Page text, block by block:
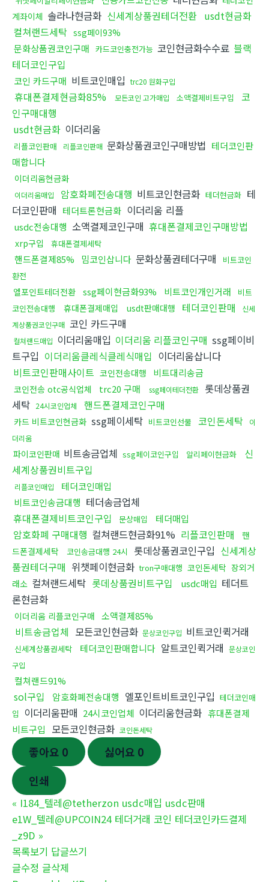
계좌이체 솔라나현금화 신세계상품권테더전환 usdt현금화
컬쳐랜드세탁 ssg페이93%
문화상품권코인구매 카드코인충전가능 코인현금화수수료 블랙
테더코인구입
코인 카드구매 비트코인매입 trc20 원화구입
휴대폰결제현금화85% 모든코인 고가매입 소액결제비트구입
코
인구매대행
usdt현금화 이더리움
리플코인판매 리플코인판매 문화상품권코인구매방법 테더코인판
매합니다
이더리움현금화
이더리움매입 암호화폐전송대행 비트코인현금화 테더현금화 테
더코인판매 테더트론현금화 이더리움 리플
usdc전송대행 소액결제코인구매 휴대폰결제코인구매방법
xrp구입 휴대폰결제세탁
핸드폰결제85% 밈코인삽니다 문화상품권테더구매
비트코인
환전
엘포인트테더전환 ssg페이현금화93% 비트코인개인거래
비트
코인전송대행
휴대폰결제매입 usdt판매대행 테더코인판매
신세
계상품권코인구매 코인 카드구매
컬쳐랜드매입 이더리움매입 이더리움 리플코인구매 ssg페이비
트구입 이더리움클레식클레식매입 이더리움삽니다
비트코인판매사이트 코인전송대행 비트대리송금
코인전송 otc공식업체 trc20 구매 ssg페이테더전환
롯데상품권
세탁 24시코인업체 핸드폰결제코인구매
카드 비트코인현금화 ssg페이세탁 비트코인선물 코인돈세탁
이
더리움
파이코인판매 비트송금업체 ssg페이코인구입 알리페이현금화
신
세계상품권비트구입
리플코인매입
테더코인매입
비트코인송금대행 테더송금업체
휴대폰결제비트코인구입
문상매입 테더매입
암호화폐 구매대행 컬쳐랜드현금화91% 리플코인판매
핸
드폰결제세탁
코인송금대행 24시 롯데상품권코인구입 신세계상
품권테더구매 위챗페이현금화 tron구매대행 코인돈세탁 장외거
래소 컬쳐랜드세탁 롯데상품권비트구입 usdc매입 테더트
론현금화
이더리움 리플코인구매 소액결제85%
비트송금업체 모든코인현금화 문상코인구입 비트코인퀵거래
신세계상품권세탁 테더코인판매합니다 알트코인퀵거래 문상코인
구입
컬쳐랜드91%
sol구입 암호화폐전송대행 엘포인트비트코인구입 테더코인매
입 이더리움판매 24시코인업체 이더리움현금화 휴대폰결제
비트구입
모든코인현금화 코인돈세탁
좋아요 0 싫어요 0
인쇄
« I184_텔레@tetherzon usdc매입 usdc판매
e1W_텔레@UPCOIN24 테더거래 코인 테더코인카드결제
_z9D »
목록보기 답글쓰기
글수정 글삭제